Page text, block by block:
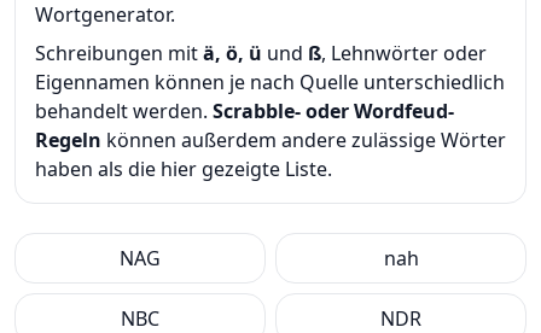
Wortgenerator.
Schreibungen mitä, ö, ü und ß, Lehnwörter oder
Eigennamen können je nach Quelle unterschiedlich
behandelt werden. Scrabble- oder Wordfeud-
Regeln können außerdem andere zulässige Wörter
haben als die hier gezeigte Liste.
NAG nah
NBC NDR